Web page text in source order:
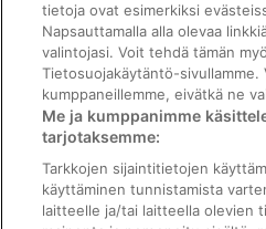
Oikeudelliset tiedot / ota meihin
Sisältövaatimukset ja ilmoituksen
Tuki
Ota yhteyttä
Varauksen muuttaminen tai
Varaa lento lentoyhtiön
tietoja ovat esimerkiksi
Napsauttamalla alla olevaa
valintojasi. Voit tehdä tämän
Tietosuojakäytäntö-sivullamme.
kumppaneillemme, eivätkä ne
Me ja kumppanimme
tarjotaksemme:
Tarkkojen sijaintitietojen
käyttäminen tunnistamista
laitteelle ja/tai laitteella olevien